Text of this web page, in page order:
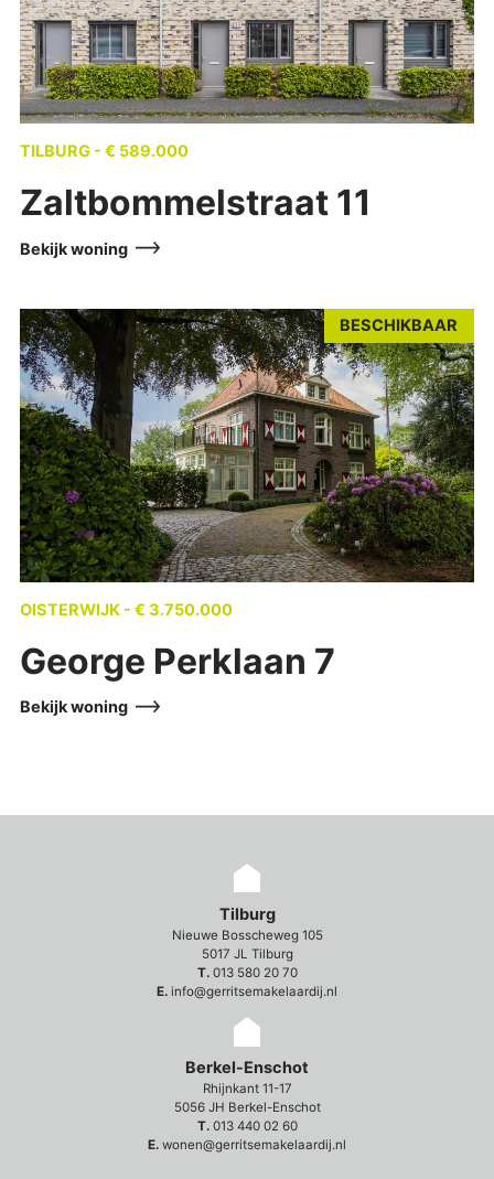
TILBURG - € 589.000
Zaltbommelstraat 11
Bekijk woning
BESCHIKBAAR
OISTERWIJK - € 3.750.000
George Perklaan 7
Bekijk woning
Tilburg
Nieuwe Bosscheweg 105
5017 JL Tilburg
T. 013 580 20 70
E. info@gerritsemakelaardij.nl
Berkel-Enschot
Rhijnkant 11-17
5056 JH Berkel-Enschot
T. 013 440 02 60
E. wonen@gerritsemakelaardij.nl